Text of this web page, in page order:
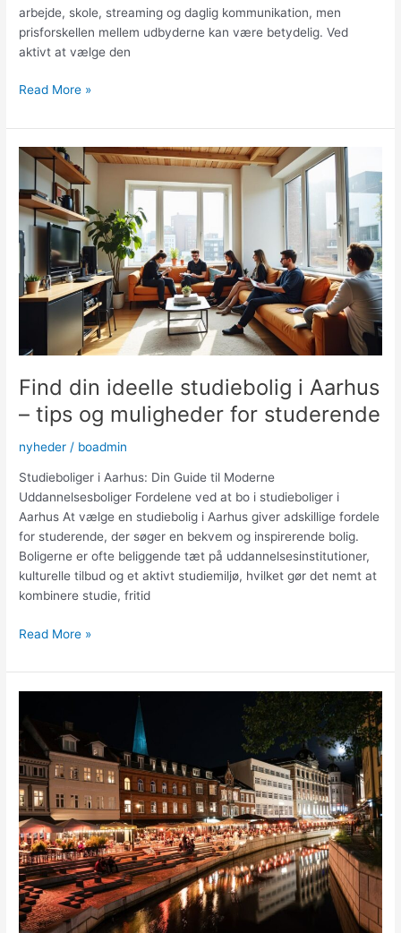
arbejde, skole, streaming og daglig kommunikation, men
prisforskellen mellem udbyderne kan være betydelig. Ved
aktivt at vælge den
Sådan
du
det
billigste
internet
på
min
adresse
Aarhus
omegn
Read More »
Find din ideelle studiebolig i Aarhus
– tips og muligheder for studerende
nyheder / boadmin
Studieboliger i Aarhus: Din Guide til Moderne
Uddannelsesboliger Fordelene ved at bo i studieboliger i
Aarhus At vælge en studiebolig i Aarhus giver adskillige fordele
for studerende, der søger en bekvem og inspirerende bolig.
Boligerne er ofte beliggende tæt på uddannelsesinstitutioner,
kulturelle tilbud og et aktivt studiemiljø, hvilket gør det nemt at
kombinere studie, fritid
Find
ideelle
studiebolig
Aarhus
–
tips
og
muligheder
for
studerende
Read More »